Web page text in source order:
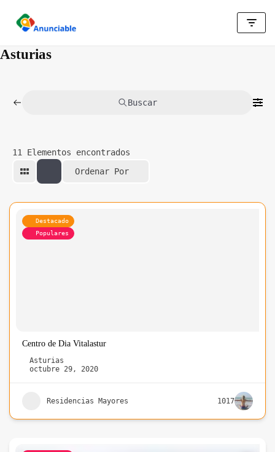
Saltar
contenido
Asturias
Buscar
11
Elementos encontrados
Ordenar Por
Destacado
Populares
Centro de Dia Vitalastur
Asturias
octubre 29, 2020
Residencias Mayores 1017